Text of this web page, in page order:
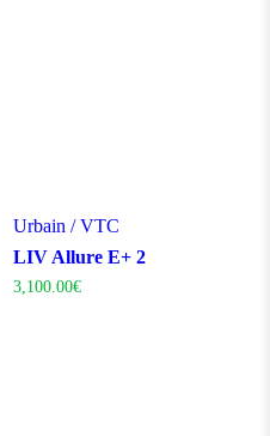
Urbain / VTC
LIV Allure E+ 2
3,100.00€